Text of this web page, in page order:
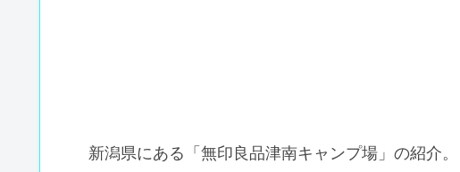
新潟県にある「無印良品津南キャンプ場」の紹介。